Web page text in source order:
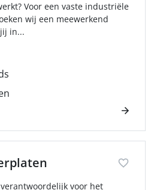
Voor een vaste industriële
wij een meewerkend
in...
voor het